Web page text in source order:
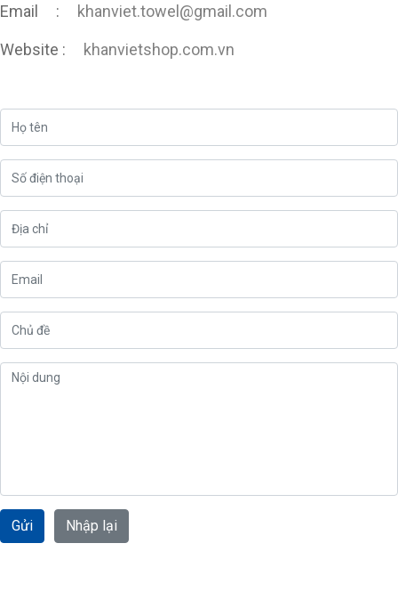
Email : khanviet.towel@gmail.com
Website : khanvietshop.com.vn